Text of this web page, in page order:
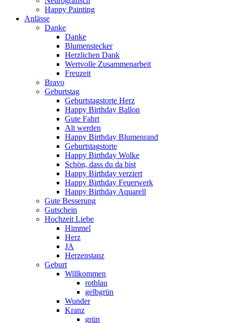
Happy Painting
Anlässe
Danke
Danke
Blumenstecker
Herzlichen Dank
Wertvolle Zusammenarbeit
Freuzeit
Bravo
Geburtstag
Geburtstagstorte Herz
Happy Birthday Ballon
Gute Fahrt
Alt werden
Happy Birthday Blumenrand
Geburtstagstorte
Happy Birthday Wolke
Schön, dass du da bist
Happy Birthday verziert
Happy Birthday Feuerwerk
Happy Birthday Aquarell
Gute Besserung
Gutschein
Hochzeit Liebe
Himmel
Herz
JA
Herzenstanz
Geburt
Willkommen
rotblau
gelbgrün
Wunder
Kranz
grün